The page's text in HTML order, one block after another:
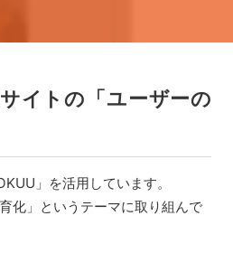
イトの「ユーザーの
」を活用しています。
化」というテーマに取り組んで